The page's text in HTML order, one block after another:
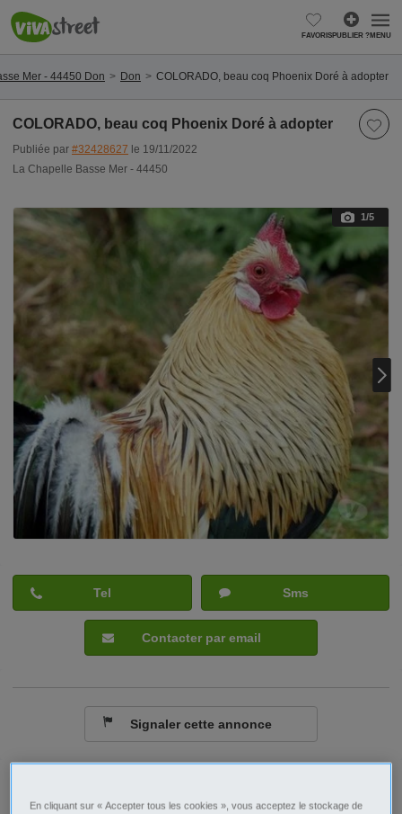
FAVORISPUBLIER ?MENU
Mer - 44450 Don Don COLORADO, beau coq Phoenix Doré à adopter
COLORADO, beau coq Phoenix Doré à adopter
Publiée par #32428627 le 19/11/2022
La Chapelle Basse Mer - 44450
1/5
Loire-Atlantique
Tel Sms
Contacter par email
Signaler cette annonce
En cliquant sur « Accepter tous les cookies », vous acceptez le stockage de